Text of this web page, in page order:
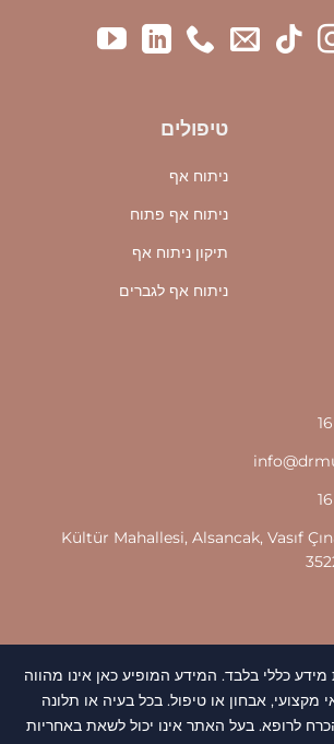
טיפולים
ניתוח אף
ניתוח אף פתוח
תיקון ניתוח אף
ניתוח אף לגברים
Kültür Mahallesi, Alsancak, Vasıf
כללי בלבד. המידע המופיע כאן אינו מהווה
מקצועי, אבחון או טיפול. בכל בעיה או תלונה
לרופא. בעל האתר אינו יכול לשאת באחריות